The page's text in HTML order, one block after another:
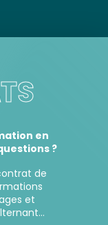
en
?
de
et